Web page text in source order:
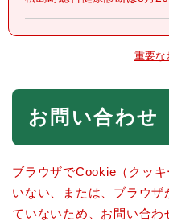
重要な
本
お問い合わせ
ブラウザでCookie（クッ
いない、または、ブラウ
ていないため、お問い合